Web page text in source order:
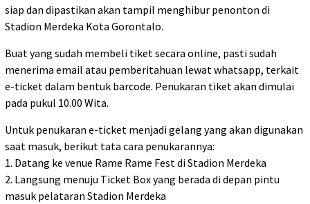
siap dan dipastikan akan tampil menghibur penonton di
Stadion Merdeka Kota Gorontalo.
Buat yang sudah membeli tiket secara online, pasti sudah
menerima email atau pemberitahuan lewat whatsapp, terkait
e-ticket dalam bentuk barcode. Penukaran tiket akan dimulai
pada pukul 10.00 Wita.
Untuk penukaran e-ticket menjadi gelang yang akan digunakan
saat masuk, berikut tata cara penukarannya:
1. Datang ke venue Rame Rame Fest di Stadion Merdeka
2. Langsung menuju Ticket Box yang berada di depan pintu
masuk pelataran Stadion Merdeka